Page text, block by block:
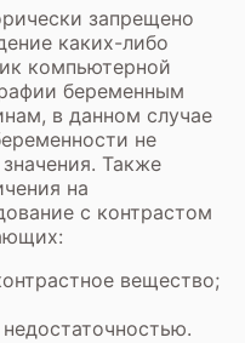
запрещено
каких-либо
компьютерной
беременным
в данном случае
не
Также
на
с контрастом
вещество;